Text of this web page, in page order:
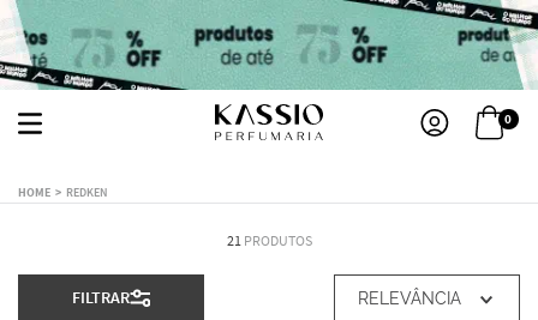
0
REDKEN
21 PRODUTOS
FILTRAR RELEVÂNCIA